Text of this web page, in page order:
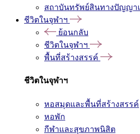
สถาบันทรัพย์สินทางปัญญา
ชีวิตในจุฬาฯ
ย้อนกลับ
ชีวิตในจุฬาฯ
พื้นที่สร้างสรรค์
ชีวิตในจุฬาฯ
หอสมุดและพื้นที่สร้างสรรค์
หอพัก
กีฬาและสุขภาพนิสิต